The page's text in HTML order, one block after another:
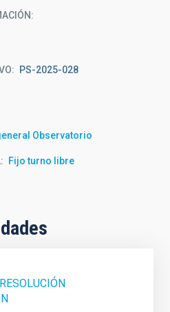
PS-2025-028
Observatorio
Fijo turno libre